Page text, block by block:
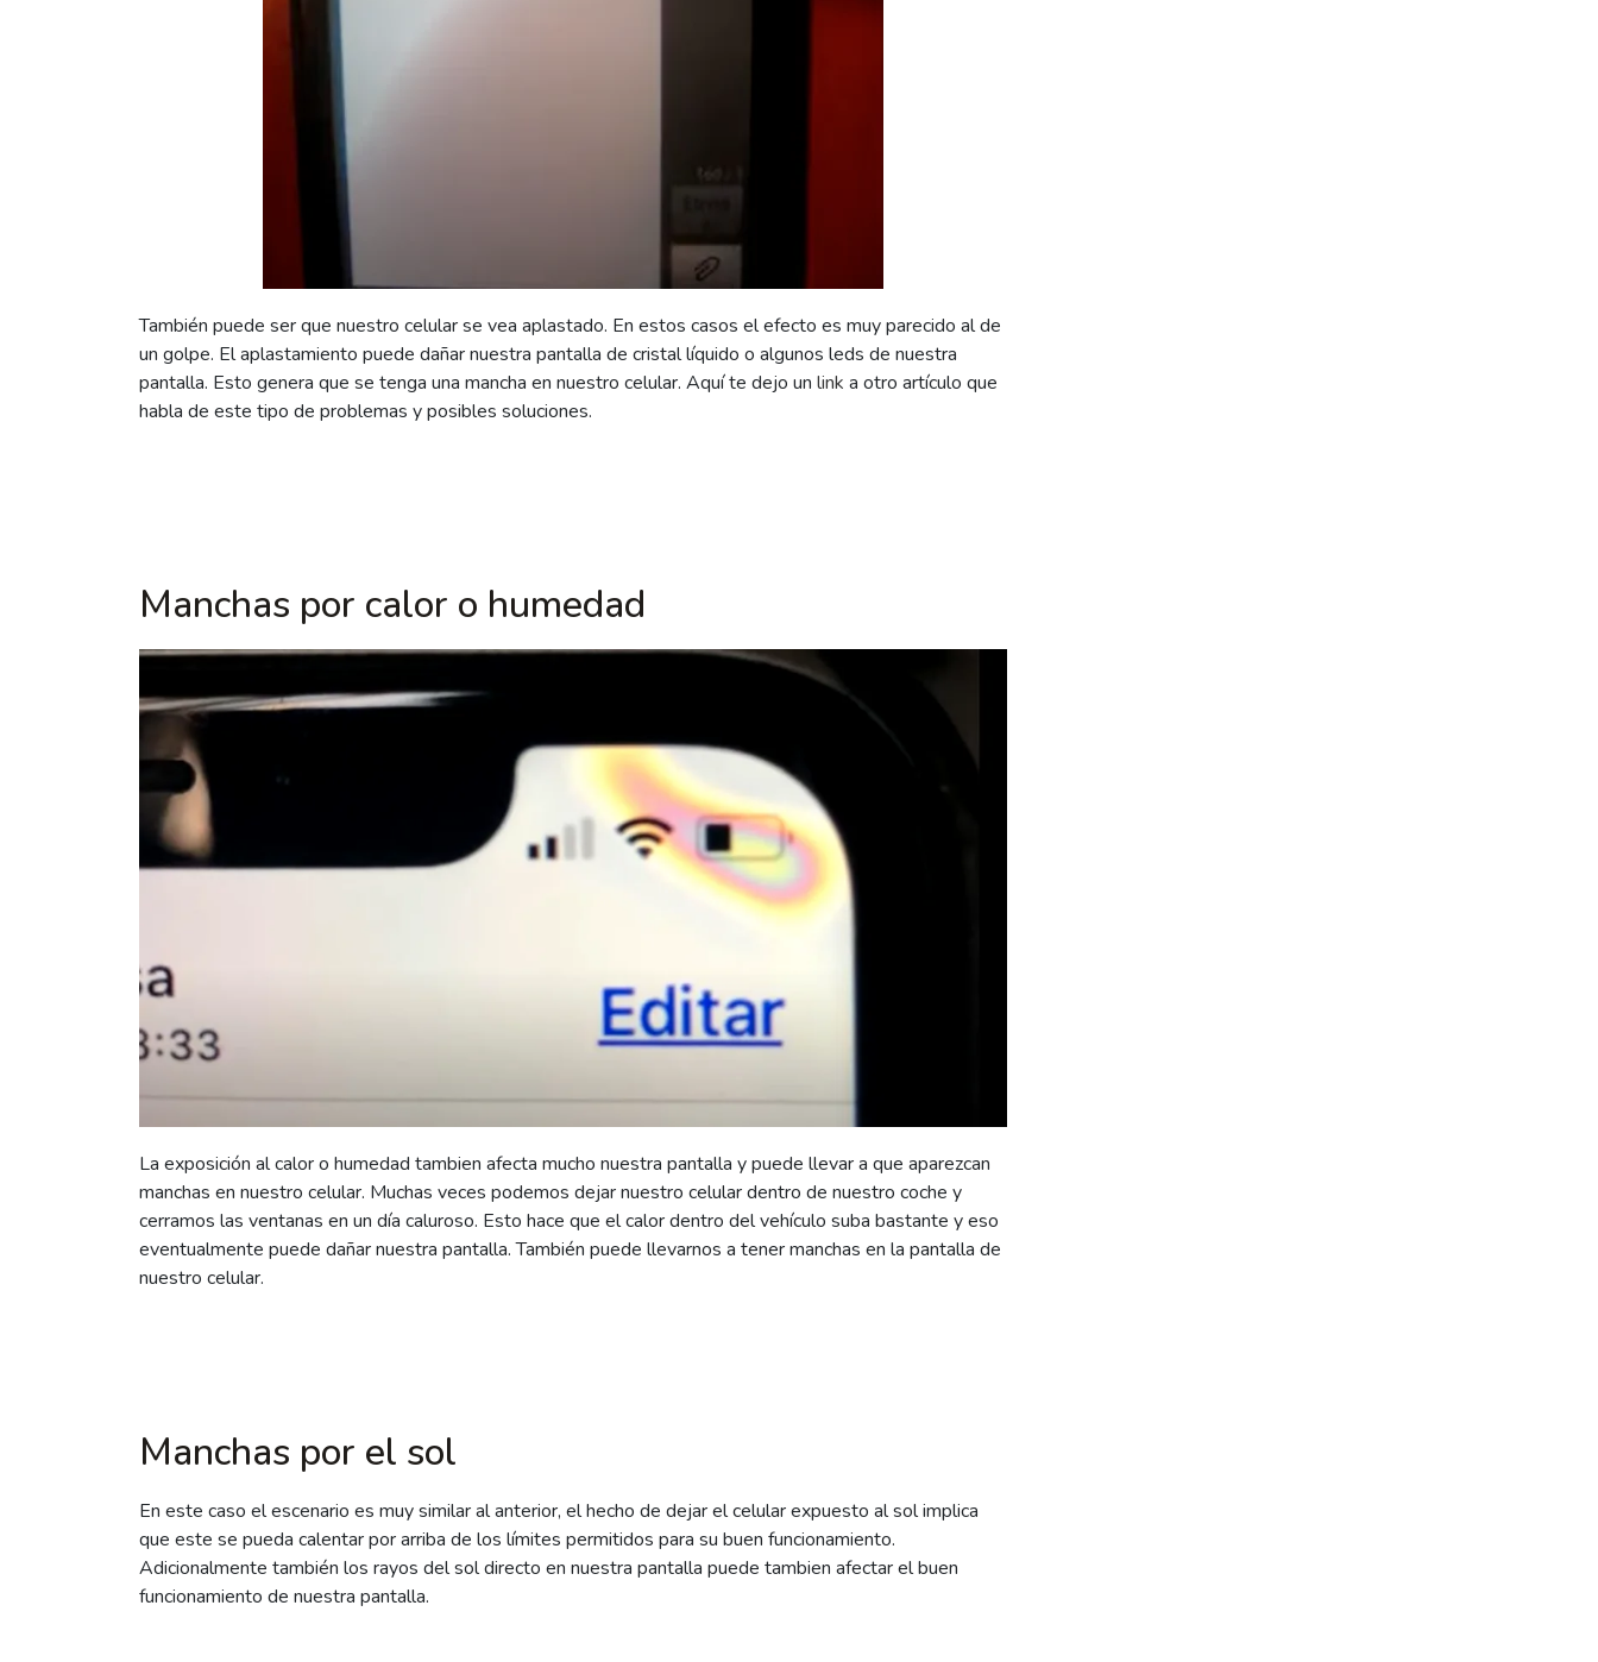
También puede ser que nuestro celular se vea aplastado. En estos casos el efecto es muy parecido al de
un golpe. El aplastamiento puede dañar nuestra pantalla de cristal líquido o algunos leds de nuestra
pantalla. Esto genera que se tenga una mancha en nuestro celular. Aquí te dejo un link a otro artículo que
habla de este tipo de problemas y posibles soluciones.
Manchas por calor o humedad
La exposición al calor o humedad tambien afecta mucho nuestra pantalla y puede llevar a que aparezcan
manchas en nuestro celular. Muchas veces podemos dejar nuestro celular dentro de nuestro coche y
cerramos las ventanas en un día caluroso. Esto hace que el calor dentro del vehículo suba bastante y eso
eventualmente puede dañar nuestra pantalla. También puede llevarnos a tener manchas en la pantalla de
nuestro celular.
Manchas por el sol
En este caso el escenario es muy similar al anterior, el hecho de dejar el celular expuesto al sol implica
que este se pueda calentar por arriba de los límites permitidos para su buen funcionamiento.
Adicionalmente también los rayos del sol directo en nuestra pantalla puede tambien afectar el buen
funcionamiento de nuestra pantalla.